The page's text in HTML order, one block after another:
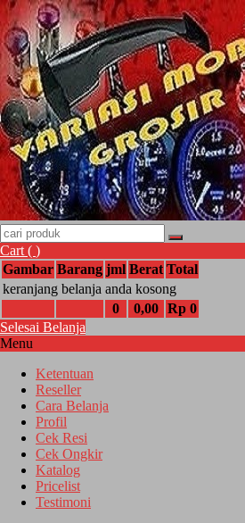
Cart ( )
Gambar Barang jml Berat Total
keranjang belanja anda kosong
0
0,00 Rp 0
Selesai Belanja
Menu
Ketentuan
Reseller
Cara Belanja
Profil
Cek Resi
Cek Ongkir
Katalog
Pricelist
Testimoni